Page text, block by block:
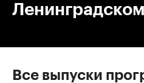
Все выпуски